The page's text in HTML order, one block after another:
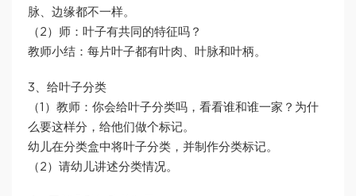
脉、边缘都不一样。
（2）师：叶子有共同的特征吗？
教师小结：每片叶子都有叶肉、叶脉和叶柄。
3、给叶子分类
（1）教师：你会给叶子分类吗，看看谁和谁一家？为什
么要这样分，给他们做个标记。
幼儿在分类盒中将叶子分类，并制作分类标记。
（2）请幼儿讲述分类情况。